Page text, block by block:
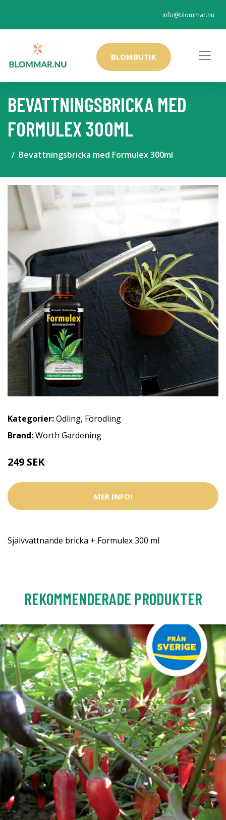
info@blommar.nu
BLOMBUTIK
BEVATTNINGSBRICKA MED
FORMULEX 300ML
Bevattningsbricka med Formulex 300ml
Kategorier:Odling, Förodling
Brand:Worth Gardening
249 SEK
MER INFO!
Självvattnande bricka + Formulex 300 ml
REKOMMENDERADE PRODUKTER